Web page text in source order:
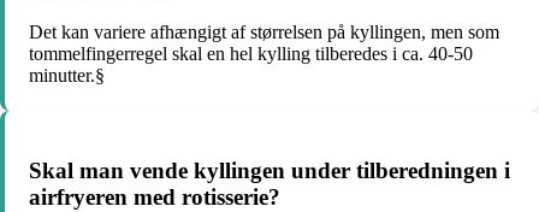
Det kan variere afhængigt af størrelsen på kyllingen, men som
tommelfingerregel skal en hel kylling tilberedes i ca. 40-50
minutter.§
Skal man vende kyllingen under tilberedningen i
airfryeren med rotisserie?